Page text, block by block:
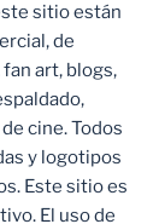
sitio están
de
art, blogs,
cine. Todos
y logotipos
Este sitio es
El uso de